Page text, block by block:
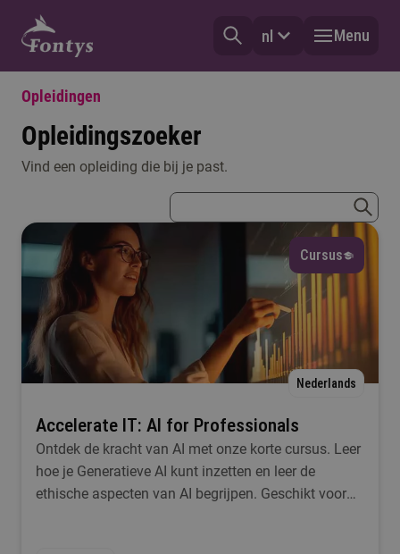
nl Menu
Vorm
Selecteer
Mijn vooropleiding
Ik wil iets met...
Selecteer
Opleidingen
Opleidingszoeker
Vind een opleiding die bij je past.
zoekterm
Cursus
Nederlands
Accelerate IT: AI for Professionals
Ontdek de kracht van AI met onze korte cursus. Leer
hoe je Generatieve AI kunt inzetten en leer de
ethische aspecten van AI begrijpen. Geschikt voor